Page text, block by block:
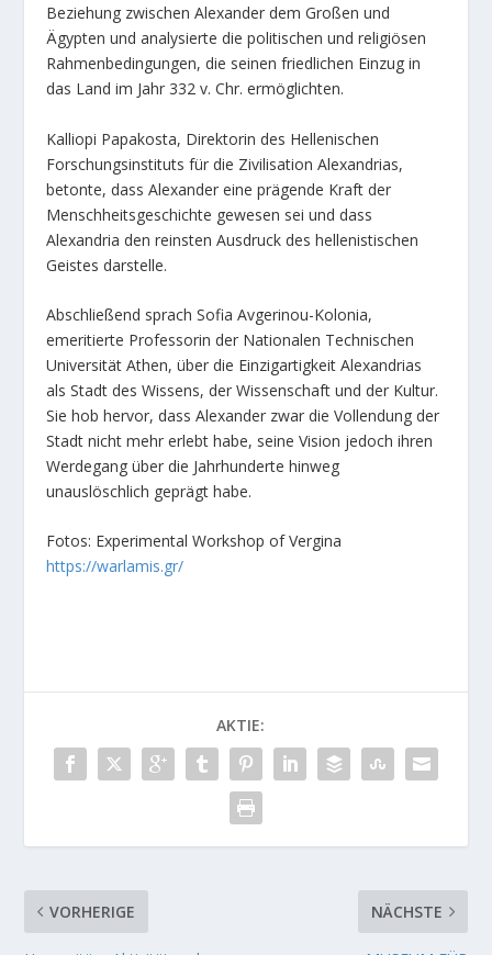
Beziehung zwischen Alexander dem Großen und
Ägypten und analysierte die politischen und religiösen
Rahmenbedingungen, die seinen friedlichen Einzug in
das Land im Jahr 332 v. Chr. ermöglichten.
Kalliopi Papakosta, Direktorin des Hellenischen
Forschungsinstituts für die Zivilisation Alexandrias,
betonte, dass Alexander eine prägende Kraft der
Menschheitsgeschichte gewesen sei und dass
Alexandria den reinsten Ausdruck des hellenistischen
Geistes darstelle.
Abschließend sprach Sofia Avgerinou-Kolonia,
emeritierte Professorin der Nationalen Technischen
Universität Athen, über die Einzigartigkeit Alexandrias
als Stadt des Wissens, der Wissenschaft und der Kultur.
Sie hob hervor, dass Alexander zwar die Vollendung der
Stadt nicht mehr erlebt habe, seine Vision jedoch ihren
Werdegang über die Jahrhunderte hinweg
unauslöschlich geprägt habe.
Fotos: Experimental Workshop of Vergina
https://warlamis.gr/
AKTIE:
VORHERIGE NÄCHSTE